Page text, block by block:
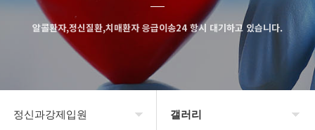
알콜환자,정신질환,치매환자 응급이송24 항시 대기하고 있습니다.
정신과강제입원 갤러리